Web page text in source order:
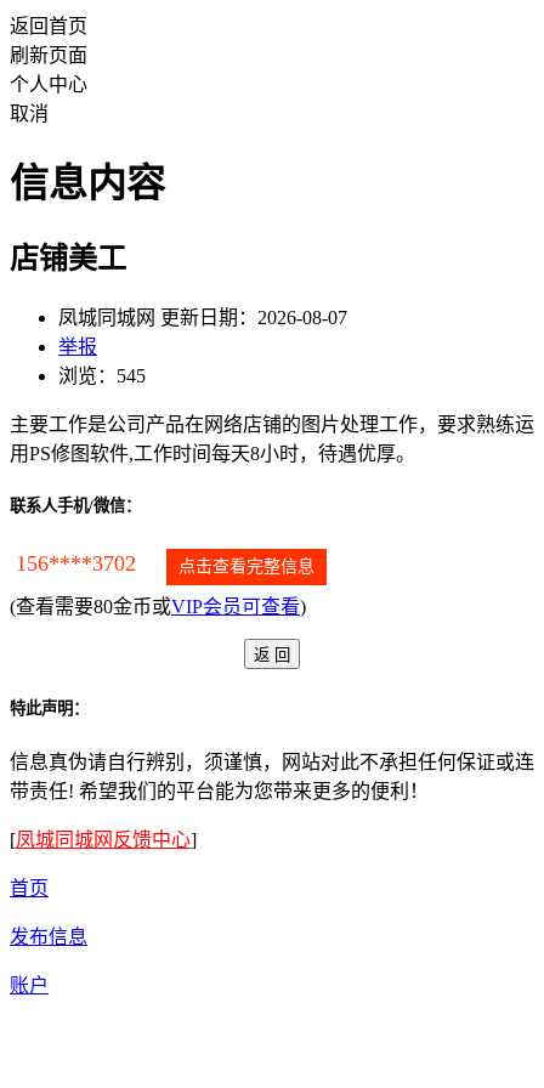
返回首页
刷新页面
个人中心
取消
信息内容
店铺美工
凤城同城网 更新日期：2026-08-07
举报
浏览：545
主要工作是公司产品在网络店铺的图片处理工作，要求熟练运
用PS修图软件,工作时间每天8小时，待遇优厚。
联系人手机/微信：
156****3702 点击查看完整信息
(查看需要80金币或VIP会员可查看)
特此声明：
信息真伪请自行辨别，须谨慎，网站对此不承担任何保证或连
带责任! 希望我们的平台能为您带来更多的便利！
[凤城同城网反馈中心]
首页
发布信息
账户